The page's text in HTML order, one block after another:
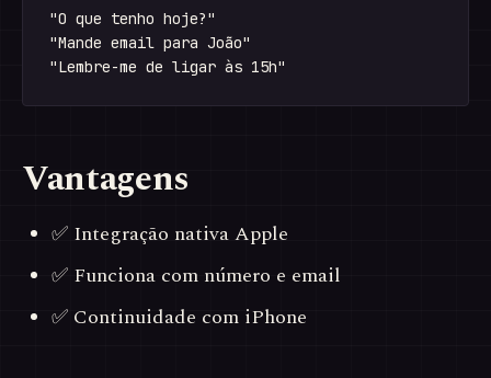
"O que tenho hoje?"
"Mande email para João"
Vantagens
✅ Integração nativa Apple
✅ Funciona com número e email
✅ Continuidade com iPhone